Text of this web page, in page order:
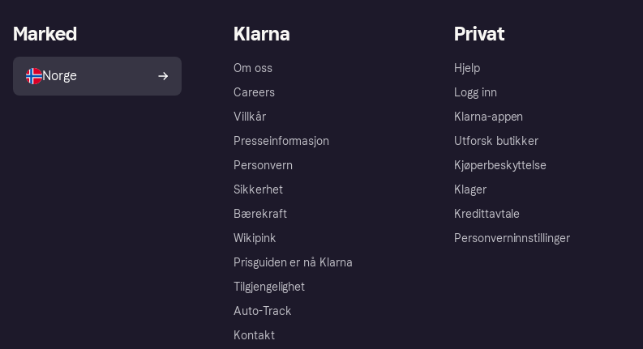
Klarna
Om oss
Careers
Villkår
Presseinformasjon
Personvern
Sikkerhet
Bærekraft
Wikipink
Prisguiden er nå Klarna
Tilgjengelighet
Auto-Track
Kontakt
Privat
Hjelp
Logg inn
Klarna-appen
Utforsk butikker
Kjøperbeskyttelse
Klager
Kredittavtale
Personverninnstillinger
Marked
Norge